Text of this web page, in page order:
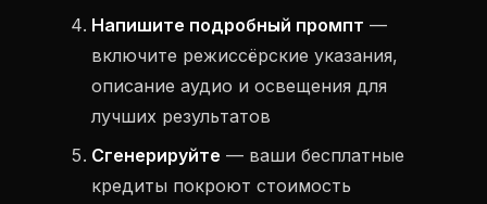
Напишите подробный промпт —
включите режиссёрские указания,
описание аудио и освещения для
лучших результатов
Сгенерируйте — ваши бесплатные
кредиты покроют стоимость